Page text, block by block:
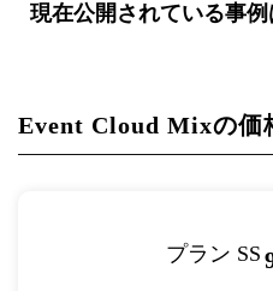
現在公開されている事
Event Cloud Mixの価
プラン SS